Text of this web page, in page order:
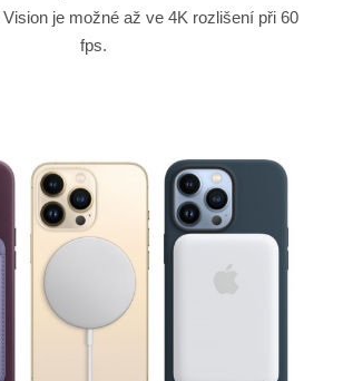
je možné až ve 4K rozlišení při 60
fps.